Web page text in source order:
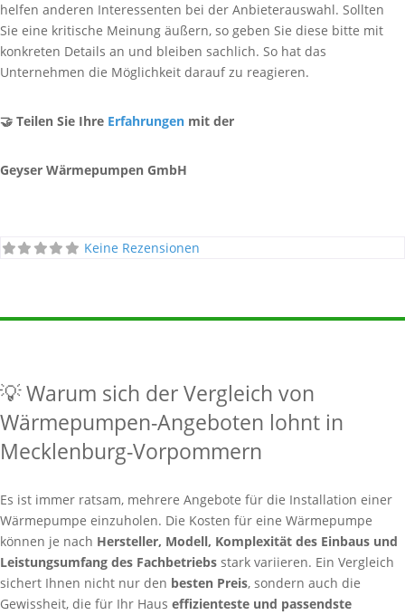
helfen anderen Interessenten bei der Anbieterauswahl. Sollten
Sie eine kritische Meinung äußern, so geben Sie diese bitte mit
konkreten Details an und bleiben sachlich. So hat das
Unternehmen die Möglichkeit darauf zu reagieren.
🤝 Teilen Sie Ihre Erfahrungen mit der
Geyser Wärmepumpen GmbH
Keine Rezensionen
💡 Warum sich der Vergleich von
Wärmepumpen-Angeboten lohnt in
Mecklenburg-Vorpommern
Es ist immer ratsam, mehrere Angebote für die Installation einer
Wärmepumpe einzuholen. Die Kosten für eine Wärmepumpe
können je nach Hersteller, Modell, Komplexität des Einbaus und
Leistungsumfang des Fachbetriebs stark variieren. Ein Vergleich
sichert Ihnen nicht nur den besten Preis, sondern auch die
Gewissheit, die für Ihr Haus effizienteste und passendste